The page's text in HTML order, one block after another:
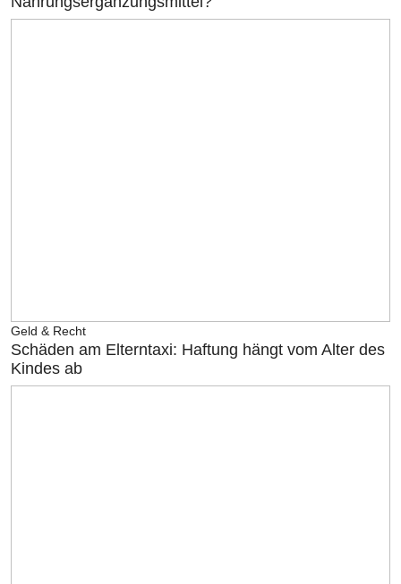
Geld & Recht
Schäden am Elterntaxi: Haftung hängt vom Alter des
Kindes ab